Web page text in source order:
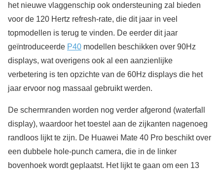
het nieuwe vlaggenschip ook ondersteuning zal bieden
voor de 120 Hertz refresh-rate, die dit jaar in veel
topmodellen is terug te vinden. De eerder dit jaar
geïntroduceerde P40 modellen beschikken over 90Hz
displays, wat overigens ook al een aanzienlijke
verbetering is ten opzichte van de 60Hz displays die het
jaar ervoor nog massaal gebruikt werden.
De schermranden worden nog verder afgerond (waterfall
display), waardoor het toestel aan de zijkanten nagenoeg
randloos lijkt te zijn. De Huawei Mate 40 Pro beschikt over
een dubbele hole-punch camera, die in de linker
bovenhoek wordt geplaatst. Het lijkt te gaan om een 13